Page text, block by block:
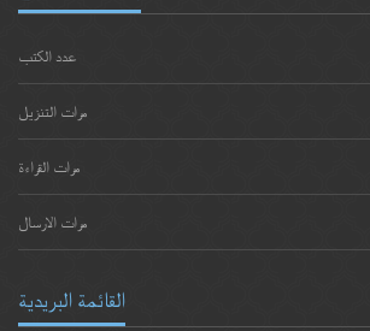
عدد الكتب
مرات التنزيل
مرات القراءة
مرات الارسال
القائمة البريدية